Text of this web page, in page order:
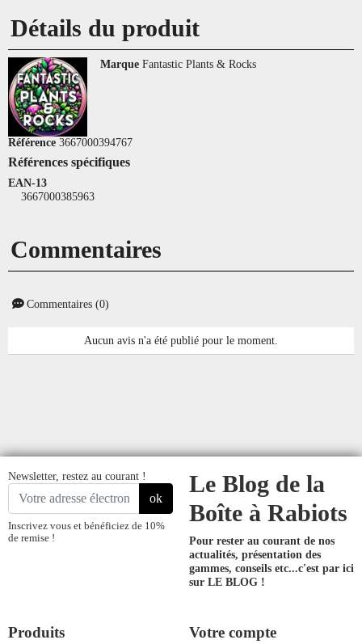
Détails du produit
Marque Fantastic Plants & Rocks
Référence 3667000394767
Références spécifiques
EAN-13
3667000385963
Commentaires
Commentaires (0)
Aucun avis n'a été publié pour le moment.
Newsletter, restez au courant !
ok
Inscrivez vous et bénéficiez de 10%
de remise !
Le Blog de la
Boîte à Rabiots
Pour rester au courant de nos
actualités, présentation des
gammes, conseils etc...c'est par ici
sur LE BLOG !
Produits Votre compte